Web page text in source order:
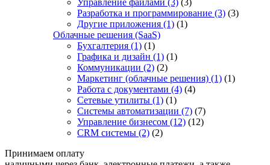
Управление файлами (3) (3)
Разработка и программирование (3) (3)
Другие приложения (1) (1)
Облачные решения (SaaS)
Бухгалтерия (1) (1)
Графика и дизайн (1) (1)
Коммуникации (2) (2)
Маркетинг (облачные решения) (1) (1)
Работа с документами (4) (4)
Сетевые утилиты (1) (1)
Системы автоматизации (7) (7)
Управление бизнесом (12) (12)
CRM системы (2) (2)
Принимаем оплату